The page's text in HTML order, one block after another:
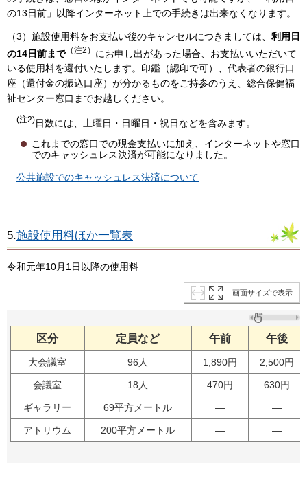
の13日前」以降インターネット上での手続きは出来なくなります。
（3）施設使用料をお支払い後のキャンセルにつきましては、 利用日
の14日前まで （注2） にお申し出があった場合、お支払いいただいて
いる使用料を還付いたします。印鑑（認印で可）、代表者の銀行口
座（還付金の振込口座）が分かるものをご持参のうえ、総合保健福
祉センター窓口までお越しください。
(注2)日数には、土曜日・日曜日・祝日などを含みます。
これまでの窓口での現金支払いに加え、インターネットや窓口
でのキャッシュレス決済が可能になりました。
公共施設でのキャッシュレス決済について
5.施設使用料ほか一覧表
令和元年10月1日以降の使用料
画面サイズで表示
区分 定員など 午前 午後
大会議室 96人 1,890円 2,500円
会議室 18人 470円 630円
ギャラリー 69平方メートル ― ―
アトリウム 200平方メートル ― ―